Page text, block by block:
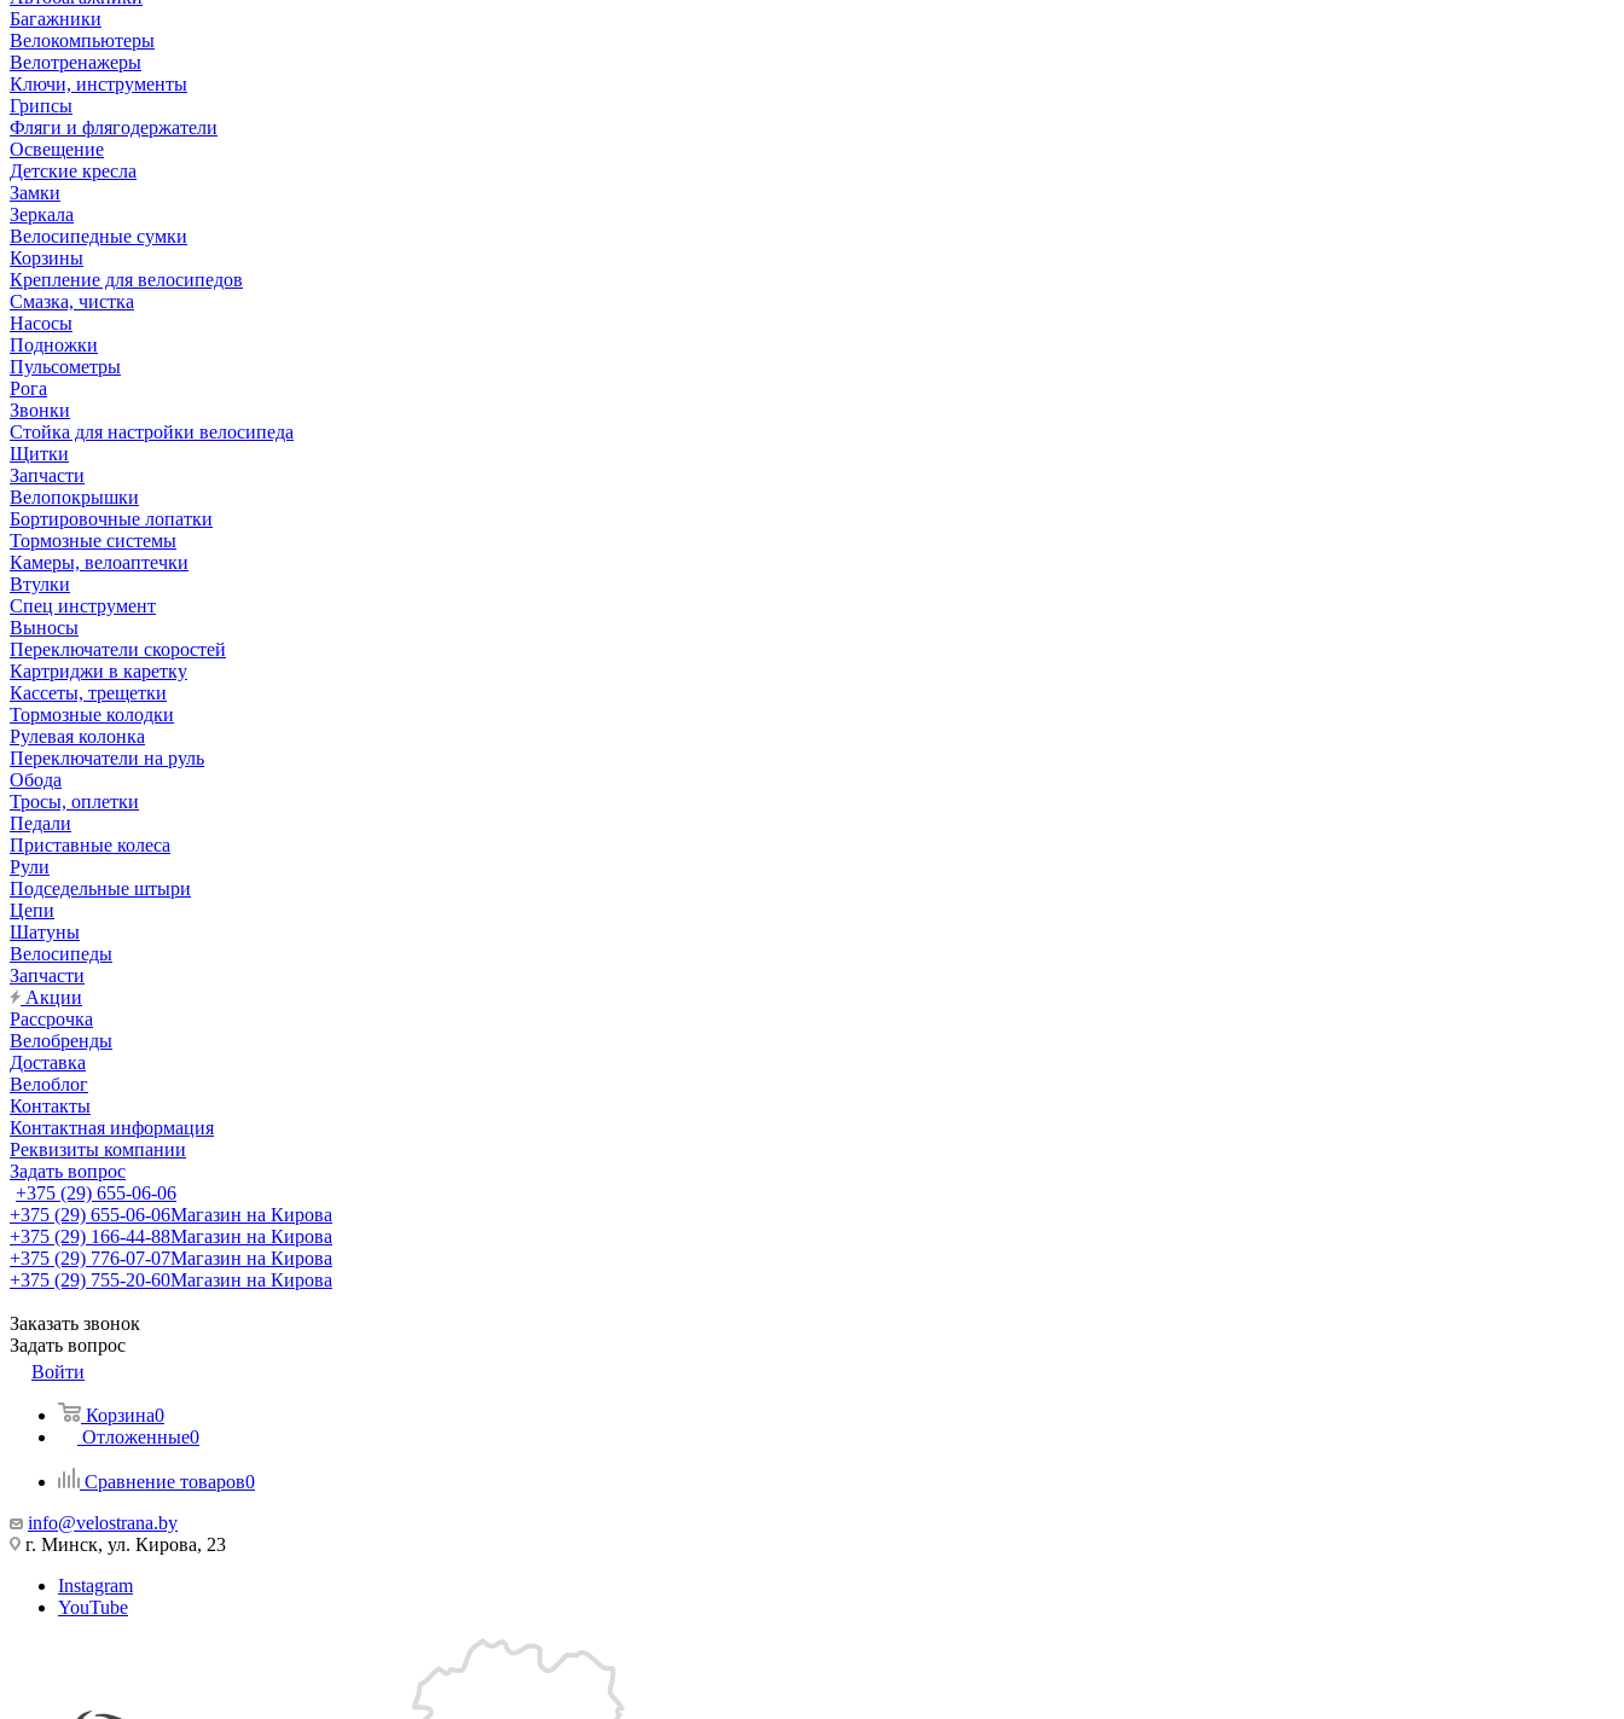
Багажники
Велокомпьютеры
Велотренажеры
Ключи, инструменты
Грипсы
Фляги и флягодержатели
Освещение
Детские кресла
Замки
Зеркала
Велосипедные сумки
Корзины
Крепление для велосипедов
Смазка, чистка
Насосы
Подножки
Пульсометры
Рога
Звонки
Стойка для настройки велосипеда
Щитки
Запчасти
Велопокрышки
Бортировочные лопатки
Тормозные системы
Камеры, велоаптечки
Втулки
Спец инструмент
Выносы
Переключатели скоростей
Картриджи в каретку
Кассеты, трещетки
Тормозные колодки
Рулевая колонка
Переключатели на руль
Обода
Тросы, оплетки
Педали
Приставные колеса
Рули
Подседельные штыри
Цепи
Шатуны
Велосипеды
Запчасти
Акции
Рассрочка
Велобренды
Доставка
Велоблог
Контакты
Контактная информация
Реквизиты компании
Задать вопрос
+375 (29) 655-06-06
+375 (29) 655-06-06Магазин на Кирова
+375 (29) 166-44-88Магазин на Кирова
+375 (29) 776-07-07Магазин на Кирова
+375 (29) 755-20-60Магазин на Кирова
Заказать звонок
Задать вопрос
Войти
Корзина0
Отложенные0
Сравнение товаров0
info@velostrana.by
г. Минск, ул. Кирова, 23
Instagram
YouTube